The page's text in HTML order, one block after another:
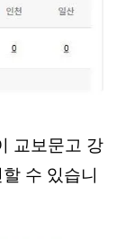
교보문고 강
수 있습니